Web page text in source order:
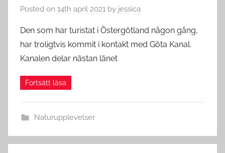
Posted on 14th april 2021 by jessica
Den som har turistat i Östergötland någon gång,
har troligtvis kommit i kontakt med Göta Kanal.
Kanalen delar nästan länet
Naturupplevelser